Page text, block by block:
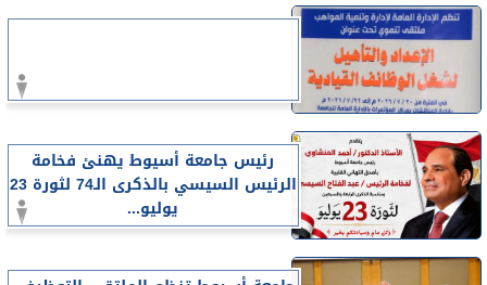
رئيس جامعة أسيوط يهنئ فخامة
الرئيس السيسي بالذكرى الـ74 لثورة 23
يوليو...